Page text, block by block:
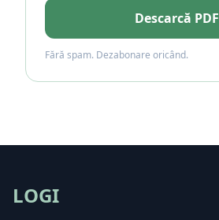
Descarcă PDF
Fără spam. Dezabonare oricând.
LOGI